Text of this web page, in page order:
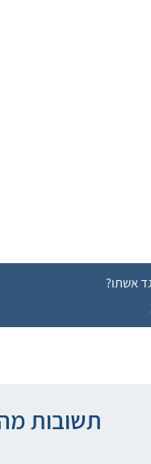
אשתו?
תשובות